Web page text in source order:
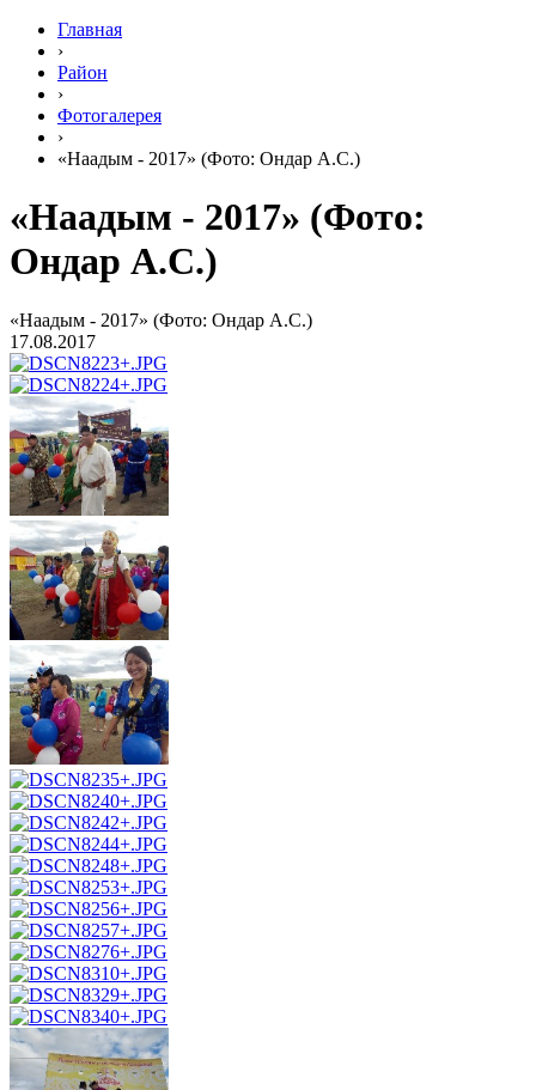
Главная
›
Район
›
Фотогалерея
›
«Наадым - 2017» (Фото: Ондар А.С.)
«Наадым - 2017» (Фото:
Ондар А.С.)
«Наадым - 2017» (Фото: Ондар А.С.)
17.08.2017